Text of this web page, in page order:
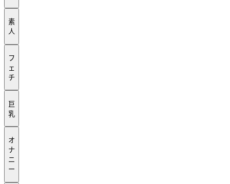
素
人
フ
ェ
チ
巨
乳
オ
ナ
ニ
ー